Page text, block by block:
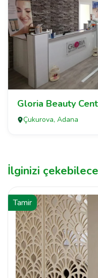
Gloria Beauty
Çukurova, Adana
İlginizi
Tamir